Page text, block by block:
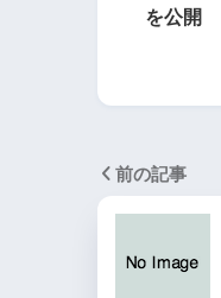
を公開
前の記事